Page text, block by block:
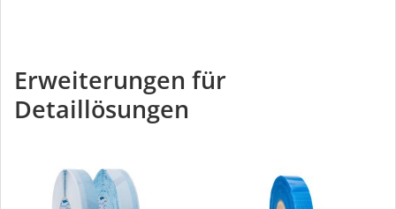
Erweiterungen für
Detaillösungen